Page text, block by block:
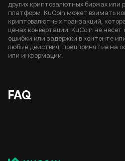
других криптовалютных биржах или
платформ. KuCoin может взимать
криптовалютных транзакций,
ценах конвертации. KuCoin не
ошибки или задержки в контенте
любые действия, предпринятые на
или информации.
FAQ